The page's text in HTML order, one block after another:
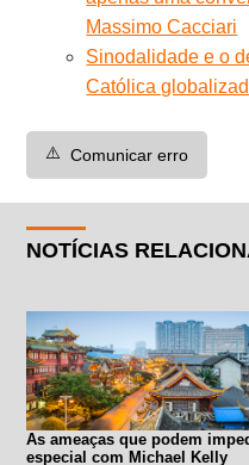
Massimo Cacciari
Sinodalidade e o
Católica
⚠️ Comunicar erro
NOTÍCIAS
As ameaças que podem
especial com Michael Kelly